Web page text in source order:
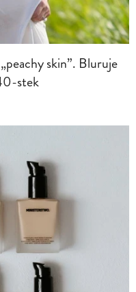
skin”. Bluruje
stek